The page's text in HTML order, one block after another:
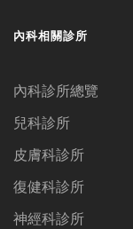
內科相關診所
內科診所總覽
兒科診所
皮膚科診所
復健科診所
神經科診所